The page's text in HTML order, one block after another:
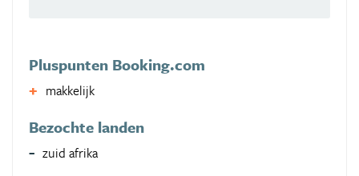
Pluspunten Booking.com
makkelijk
Bezochte landen
zuid afrika